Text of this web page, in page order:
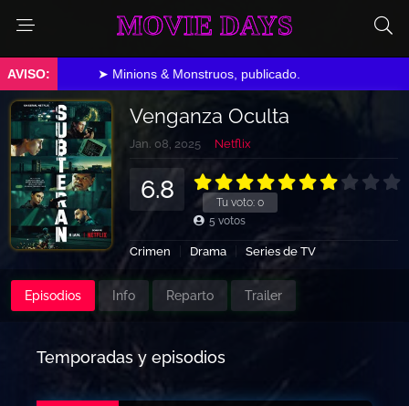
MOVIE DAYS
➤ Minions & Monstruos, publicado.
Venganza Oculta
Jan. 08, 2025 Netflix
Tu voto: 0
6.8
5 votos
Crimen Drama Series de TV
Episodios Info Reparto Trailer
Temporadas y episodios